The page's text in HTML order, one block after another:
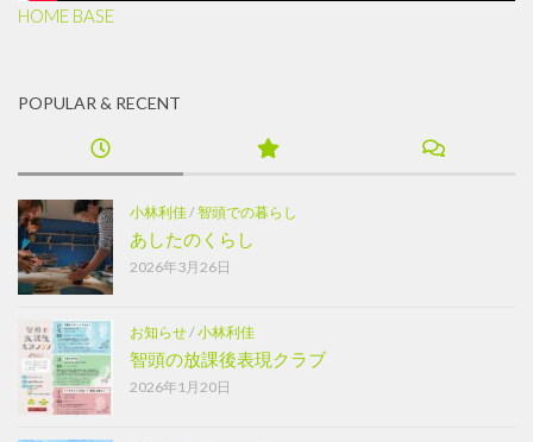
HOME BASE
POPULAR & RECENT
小林利佳/智頭での暮らし
あしたのくらし
2026年3月26日
お知らせ/小林利佳
智頭の放課後表現クラブ
2026年1月20日